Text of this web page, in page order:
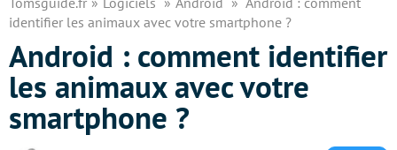
identifier les animaux avec votre smartphone ?
Android : comment identifier
les animaux avec votre
smartphone ?